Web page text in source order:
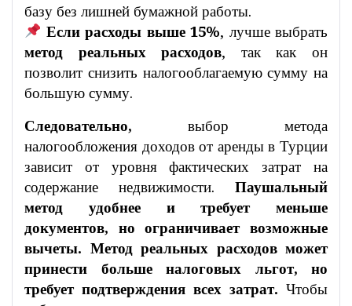
базу без лишней бумажной работы.
Если расходы выше 15%, лучше выбрать
метод реальных расходов, так как он
позволит снизить налогооблагаемую сумму на
большую сумму.
Следовательно, выбор метода
налогообложения доходов от аренды в Турции
зависит от уровня фактических затрат на
содержание недвижимости. Паушальный
метод удобнее и требует меньше
документов, но ограничивает возможные
вычеты. Метод реальных расходов может
принести больше налоговых льгот, но
требует подтверждения всех затрат. Чтобы